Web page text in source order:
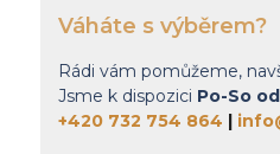
Váháte s výběrem?
Rádi vám pomůžeme,
Jsme k dispozici Po-So
+420 732 754 864